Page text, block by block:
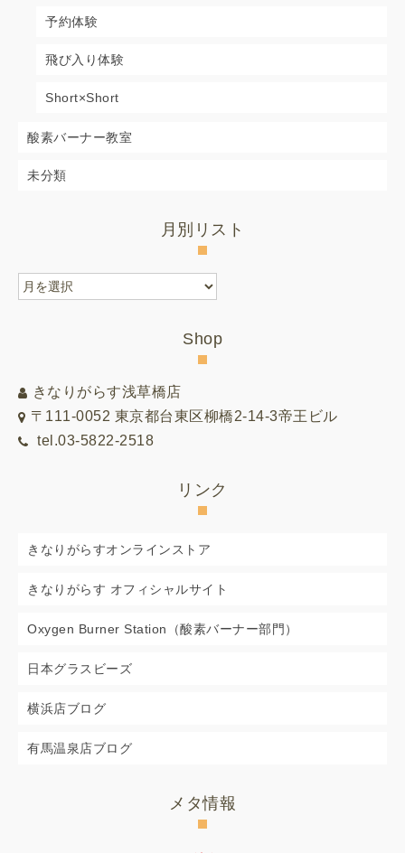
予約体験
飛び入り体験
Short×Short
酸素バーナー教室
未分類
月別リスト
月
別
Shop
きなりがらす浅草橋店
〒111-0052 東京都台東区柳橋2-14-3帝王ビル
tel.03-5822-2518
リンク
きなりがらすオンラインストア
きなりがらす オフィシャルサイト
Oxygen Burner Station（酸素バーナー部門）
日本グラスビーズ
横浜店ブログ
有馬温泉店ブログ
メタ情報